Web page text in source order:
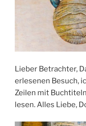
Lieber Betrachter,
erlesenen Besuch,
Zeilen mit
lesen. Alles Liebe,